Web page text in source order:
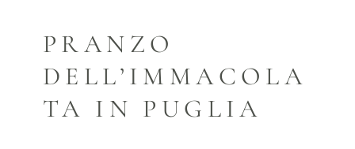
PRANZO
DELL’IMMACOLA
TA IN PUGLIA